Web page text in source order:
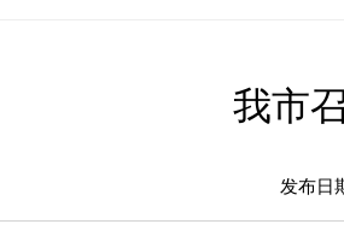
我市
发布日